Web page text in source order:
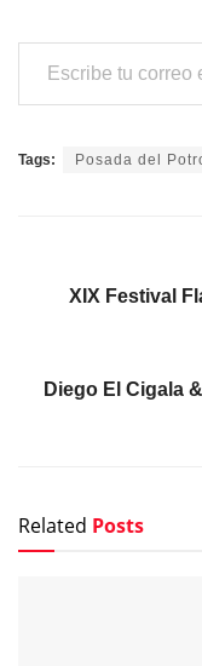
Escribe tu correo electrónico…
Tags: Posada del
XIX Festival
Diego El Cigala
Related Posts